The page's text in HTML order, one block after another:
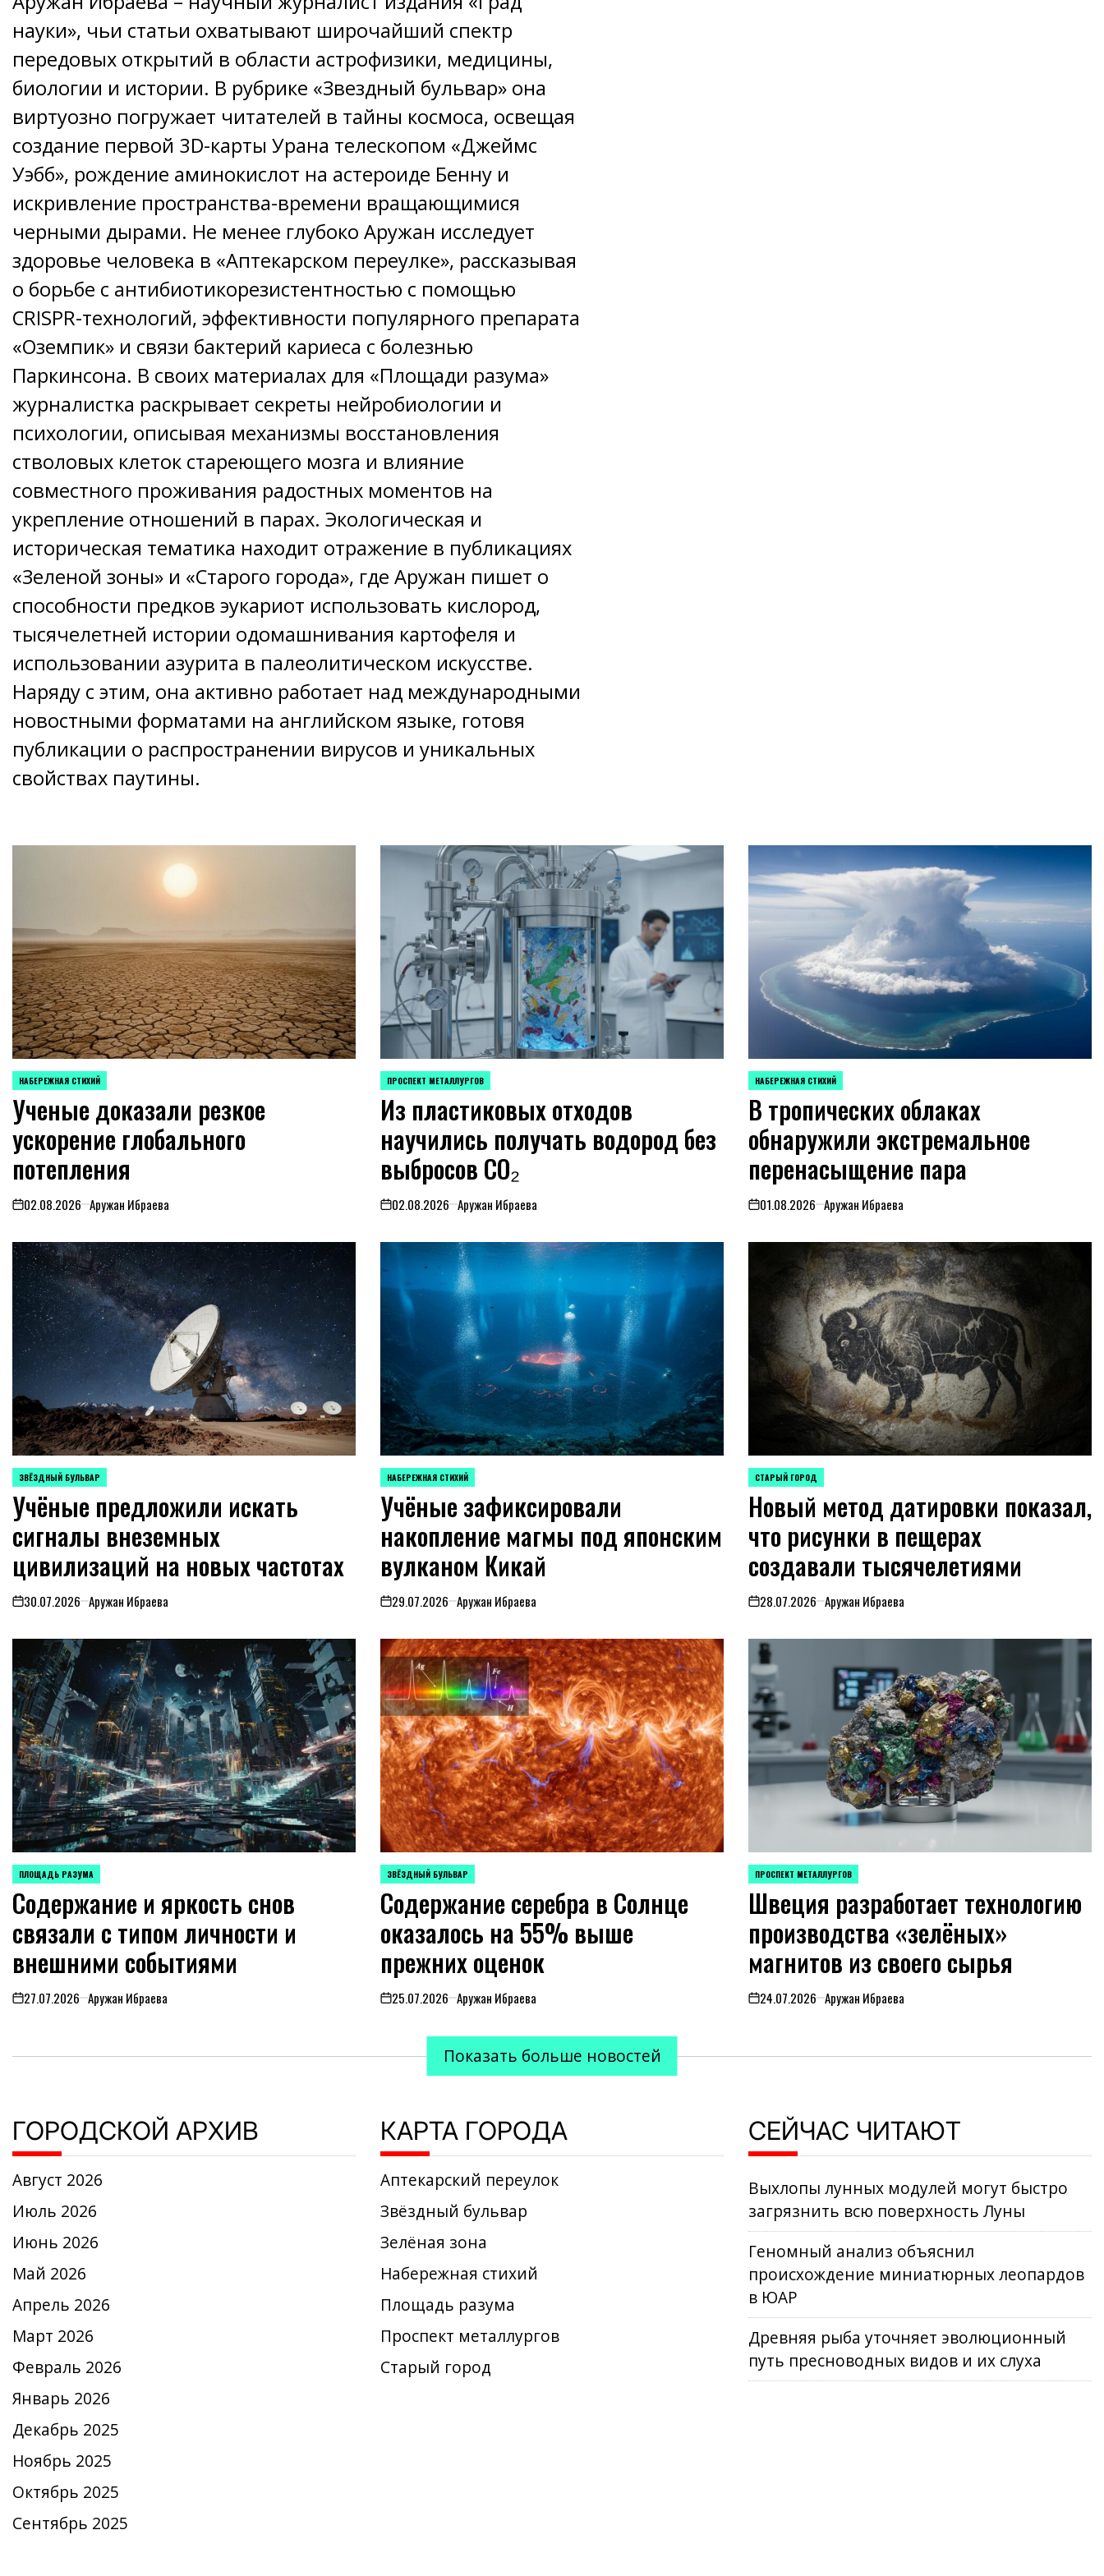
науки», чьи статьи охватывают широчайший спектр
передовых открытий в области астрофизики, медицины,
биологии и истории. В рубрике «Звездный бульвар» она
виртуозно погружает читателей в тайны космоса, освещая
создание первой 3D-карты Урана телескопом «Джеймс
Уэбб», рождение аминокислот на астероиде Бенну и
искривление пространства-времени вращающимися
черными дырами. Не менее глубоко Аружан исследует
здоровье человека в «Аптекарском переулке», рассказывая
о борьбе с антибиотикорезистентностью с помощью
CRISPR-технологий, эффективности популярного препарата
«Оземпик» и связи бактерий кариеса с болезнью
Паркинсона. В своих материалах для «Площади разума»
журналистка раскрывает секреты нейробиологии и
психологии, описывая механизмы восстановления
стволовых клеток стареющего мозга и влияние
совместного проживания радостных моментов на
укрепление отношений в парах. Экологическая и
историческая тематика находит отражение в публикациях
«Зеленой зоны» и «Старого города», где Аружан пишет о
способности предков эукариот использовать кислород,
тысячелетней истории одомашнивания картофеля и
использовании азурита в палеолитическом искусстве.
Наряду с этим, она активно работает над международными
новостными форматами на английском языке, готовя
публикации о распространении вирусов и уникальных
свойствах паутины.
POSTED
IN
НАБЕРЕЖНАЯ СТИХИЙ
Ученые доказали резкое
ускорение глобального
потепления
on02.08.2026 Аружан Ибраева
POSTED
IN
ПРОСПЕКТ МЕТАЛЛУРГОВ
Из пластиковых отходов
научились получать водород без
выбросов CO₂
on02.08.2026 Аружан Ибраева
POSTED
IN
НАБЕРЕЖНАЯ СТИХИЙ
В тропических облаках
обнаружили экстремальное
перенасыщение пара
on01.08.2026 Аружан Ибраева
POSTED
IN
ЗВЁЗДНЫЙ БУЛЬВАР
Учёные предложили искать
сигналы внеземных
цивилизаций на новых частотах
on30.07.2026 Аружан Ибраева
POSTED
IN
НАБЕРЕЖНАЯ СТИХИЙ
Учёные зафиксировали
накопление магмы под японским
вулканом Кикай
on29.07.2026 Аружан Ибраева
POSTED
IN
СТАРЫЙ ГОРОД
Новый метод датировки показал,
что рисунки в пещерах
создавали тысячелетиями
on28.07.2026 Аружан Ибраева
POSTED
IN
ПЛОЩАДЬ РАЗУМА
Содержание и яркость снов
связали с типом личности и
внешними событиями
on27.07.2026 Аружан Ибраева
POSTED
IN
ЗВЁЗДНЫЙ БУЛЬВАР
Содержание серебра в Солнце
оказалось на 55% выше
прежних оценок
on25.07.2026 Аружан Ибраева
POSTED
IN
ПРОСПЕКТ МЕТАЛЛУРГОВ
Швеция разработает технологию
производства «зелёных»
магнитов из своего сырья
on24.07.2026 Аружан Ибраева
Показать больше новостей
ГОРОДСКОЙ АРХИВ
Август 2026
Июль 2026
Июнь 2026
Май 2026
Апрель 2026
Март 2026
Февраль 2026
Январь 2026
Декабрь 2025
Ноябрь 2025
Октябрь 2025
Сентябрь 2025
КАРТА ГОРОДА
Аптекарский переулок
Звёздный бульвар
Зелёная зона
Набережная стихий
Площадь разума
Проспект металлургов
Старый город
СЕЙЧАС ЧИТАЮТ
Выхлопы лунных модулей могут быстро
загрязнить всю поверхность Луны
Геномный анализ объяснил
происхождение миниатюрных леопардов
в ЮАР
Древняя рыба уточняет эволюционный
путь пресноводных видов и их слуха